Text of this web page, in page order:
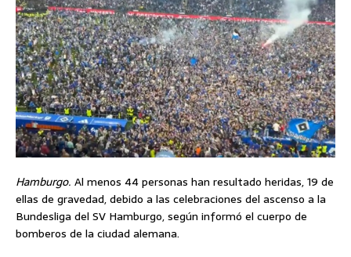
Hamburgo. Al menos 44 personas han resultado heridas, 19 de
ellas de gravedad, debido a las celebraciones del ascenso a la
Bundesliga del SV Hamburgo, según informó el cuerpo de
bomberos de la ciudad alemana.